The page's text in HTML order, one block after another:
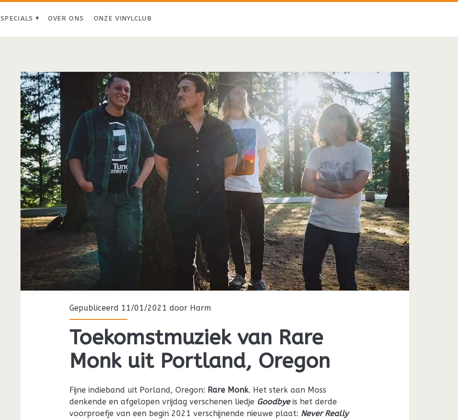
SPECIALS OVER ONS ONZE VINYLCLUB
<span>Moss</span>
Gepubliceerd 11/01/2021 door Harm
Toekomstmuziek van Rare
Monk uit Portland, Oregon
Fijne indieband uit Porland, Oregon: Rare Monk. Het sterk aan Moss
denkende en afgelopen vrijdag verschenen liedje Goodbye is het derde
voorproefje van een begin 2021 verschijnende nieuwe plaat: Never Really